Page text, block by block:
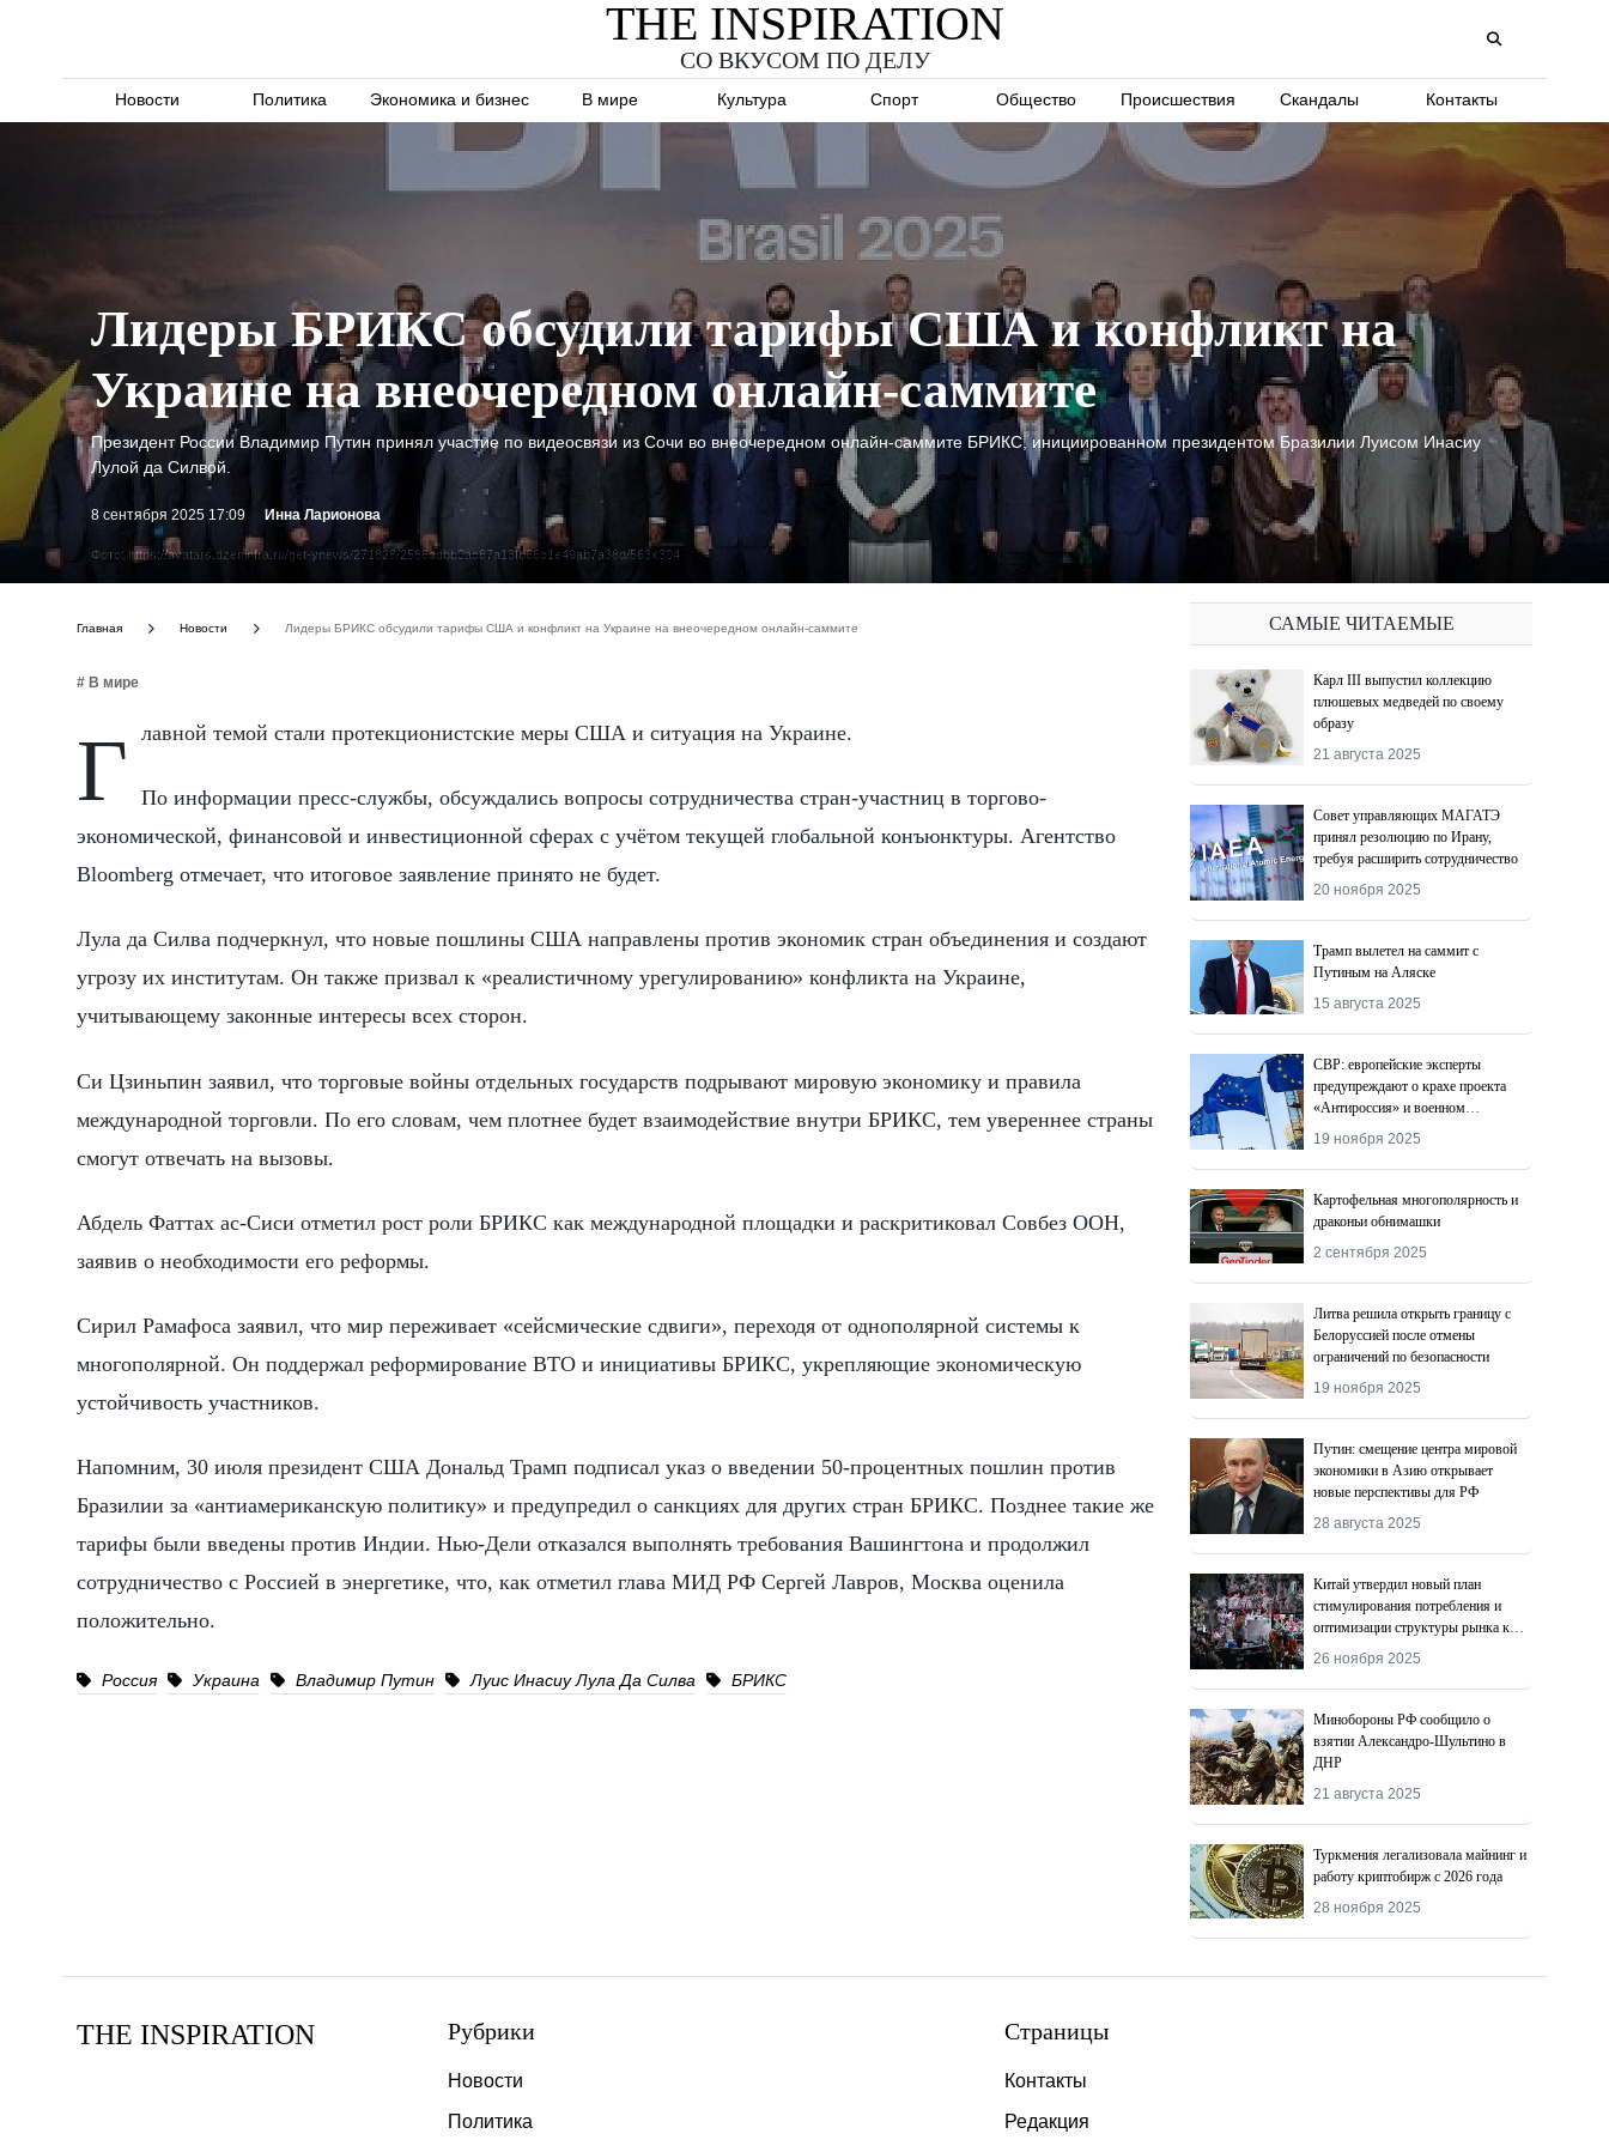
THE INSPIRATION
СО ВКУСОМ ПО ДЕЛУ
Новости Политика Экономика и бизнес В мире Культура Спорт Общество Происшествия Скандалы Контакты
Фото: https://avatars.dzeninfra.ru/get-ynews/271828/2586cdbb0ac67a13fb66c1e49ab7a38d/563x304
Лидеры БРИКС обсудили тарифы США и конфликт на
Украине на внеочередном онлайн-саммите
Президент России Владимир Путин принял участие по видеосвязи из Сочи во внеочередном онлайн-саммите БРИКС, инициированном президентом Бразилии Луисом Инасиу
Лулой да Силвой.
8 сентября 2025 17:09 Инна Ларионова
Главная Новости Лидеры БРИКС обсудили тарифы США и конфликт на Украине на внеочередном онлайн-саммите
# В мире
Главной темой стали протекционистские меры США и ситуация на Украине.
По информации пресс-службы, обсуждались вопросы сотрудничества стран-участниц в торгово-
экономической, финансовой и инвестиционной сферах с учётом текущей глобальной конъюнктуры. Агентство
Bloomberg отмечает, что итоговое заявление принято не будет.
Лула да Силва подчеркнул, что новые пошлины США направлены против экономик стран объединения и создают
угрозу их институтам. Он также призвал к «реалистичному урегулированию» конфликта на Украине,
учитывающему законные интересы всех сторон.
Си Цзиньпин заявил, что торговые войны отдельных государств подрывают мировую экономику и правила
международной торговли. По его словам, чем плотнее будет взаимодействие внутри БРИКС, тем увереннее страны
смогут отвечать на вызовы.
Абдель Фаттах ас-Сиси отметил рост роли БРИКС как международной площадки и раскритиковал Совбез ООН,
заявив о необходимости его реформы.
Сирил Рамафоса заявил, что мир переживает «сейсмические сдвиги», переходя от однополярной системы к
многополярной. Он поддержал реформирование ВТО и инициативы БРИКС, укрепляющие экономическую
устойчивость участников.
Напомним, 30 июля президент США Дональд Трамп подписал указ о введении 50-процентных пошлин против
Бразилии за «антиамериканскую политику» и предупредил о санкциях для других стран БРИКС. Позднее такие же
тарифы были введены против Индии. Нью-Дели отказался выполнять требования Вашингтона и продолжил
сотрудничество с Россией в энергетике, что, как отметил глава МИД РФ Сергей Лавров, Москва оценила
положительно.
Россия Украина Владимир Путин Луис Инасиу Лула Да Силва БРИКС
САМЫЕ ЧИТАЕМЫЕ
Карл III выпустил коллекцию
плюшевых медведей по своему
образу
21 августа 2025
Совет управляющих МАГАТЭ
принял резолюцию по Ирану,
требуя расширить сотрудничество
20 ноября 2025
Трамп вылетел на саммит с
Путиным на Аляске
15 августа 2025
СВР: европейские эксперты
предупреждают о крахе проекта
«Антироссия» и военном
поражении Киева
19 ноября 2025
Картофельная многополярность и
драконьи обнимашки
2 сентября 2025
Литва решила открыть границу с
Белоруссией после отмены
ограничений по безопасности
19 ноября 2025
Путин: смещение центра мировой
экономики в Азию открывает
новые перспективы для РФ
28 августа 2025
Китай утвердил новый план
стимулирования потребления и
оптимизации структуры рынка к
2027 году
26 ноября 2025
Минобороны РФ сообщило о
взятии Александро-Шультино в
ДНР
21 августа 2025
Туркмения легализовала майнинг и
работу криптобирж с 2026 года
28 ноября 2025
THE INSPIRATION Рубрики
Новости
Политика
Страницы
Контакты
Редакция